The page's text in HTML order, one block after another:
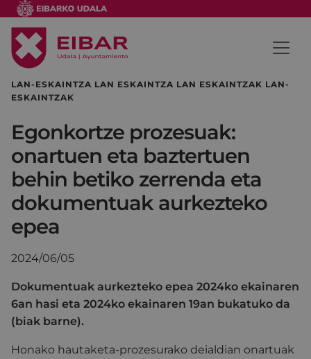
LAN-ESKAINTZA LAN ESKAINTZA LAN ESKAINTZAK LAN-
ESKAINTZAK
Egonkortze prozesuak:
onartuen eta baztertuen
behin betiko zerrenda eta
dokumentuak aurkezteko
epea
2024/06/05
Dokumentuak aurkezteko epea 2024ko ekainaren
6an hasi eta 2024ko ekainaren 19an bukatuko da
(biak barne).
Honako hautaketa-prozesurako deialdian onartuak